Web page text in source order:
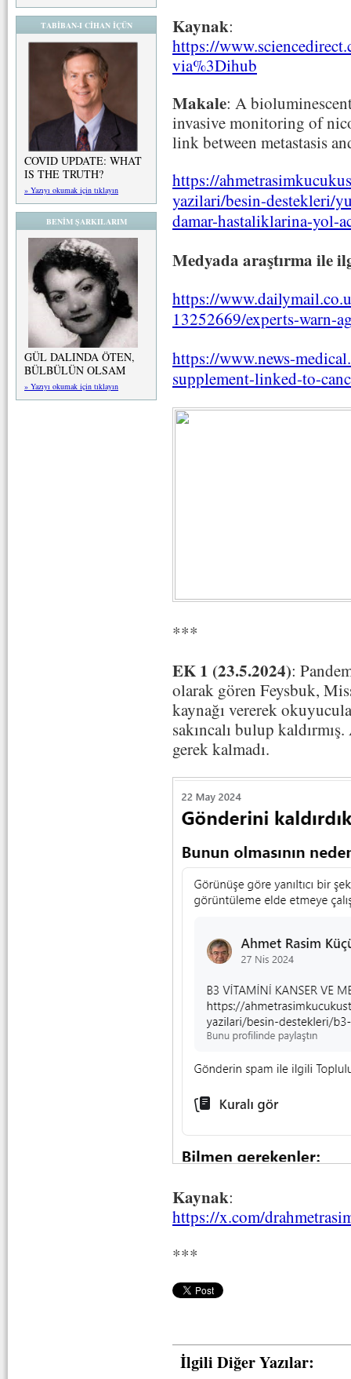
TABİBAN-I CİHAN İÇÜN
COVID UPDATE: WHAT
IS THE TRUTH?
» Yazıyı okumak için tıklayın
BENİM ŞARKILARIM
GÜL DALINDA ÖTEN,
BÜLBÜLÜN OLSAM
» Yazıyı okumak için tıklayın
Kaynak:
https://
via%3Dihub
Makale: A
invasive monitoring of
link between metastasis
https://
yazilari/besin-destekleri/
damar-hastaliklarina-yol-
Medyada araştırma ile
https://
13252669/experts-warn-
https://www.news-
supplement-linked-to-
***
EK 1 (23.5.2024):
olarak gören Feysbuk,
kaynağı vererek
sakıncalı bulup
gerek kalmadı.
Kaynak:
https://x.com/
***
İlgili Diğer Yazılar: